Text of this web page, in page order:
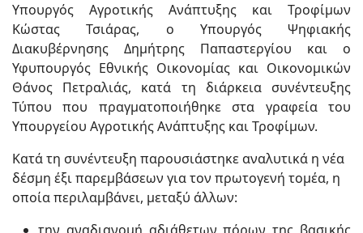
Υπουργός Αγροτικής Ανάπτυξης και Τροφίμων
Κώστας Τσιάρας, ο Υπουργός Ψηφιακής
Διακυβέρνησης Δημήτρης Παπαστεργίου και ο
Υφυπουργός Εθνικής Οικονομίας και Οικονομικών
Θάνος Πετραλιάς, κατά τη διάρκεια συνέντευξης
Τύπου που πραγματοποιήθηκε στα γραφεία του
Υπουργείου Αγροτικής Ανάπτυξης και Τροφίμων.
Κατά τη συνέντευξη παρουσιάστηκε αναλυτικά η νέα
δέσμη έξι παρεμβάσεων για τον πρωτογενή τομέα, η
οποία περιλαμβάνει, μεταξύ άλλων: